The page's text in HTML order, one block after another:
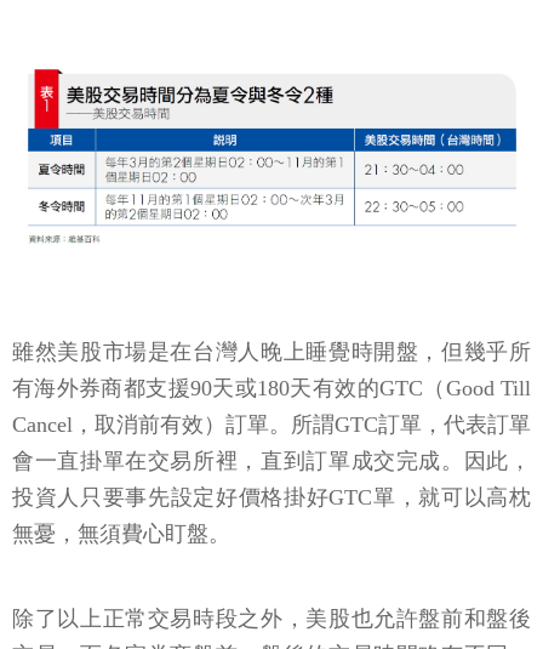
雖然美股市場是在台灣人晚上睡覺時開盤，但幾乎所
有海外券商都支援90天或180天有效的GTC（Good Till
Cancel，取消前有效）訂單。所謂GTC訂單，代表訂單
會一直掛單在交易所裡，直到訂單成交完成。因此，
投資人只要事先設定好價格掛好GTC單，就可以高枕
無憂，無須費心盯盤。
除了以上正常交易時段之外，美股也允許盤前和盤後